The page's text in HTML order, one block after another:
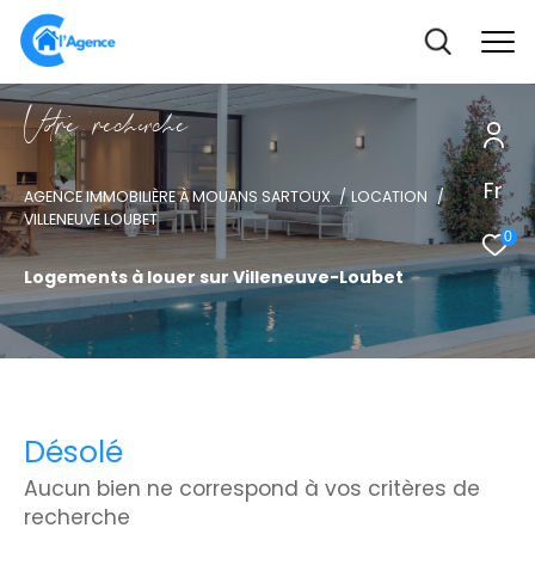
Fr
0
Vore recece
AGENCE IMMOBILIÈRE À MOUANS SARTOUX
LOCATION
VILLENEUVE LOUBET
Logements à louer sur Villeneuve-Loubet
Désolé
Aucun bien ne correspond à vos critères de
recherche